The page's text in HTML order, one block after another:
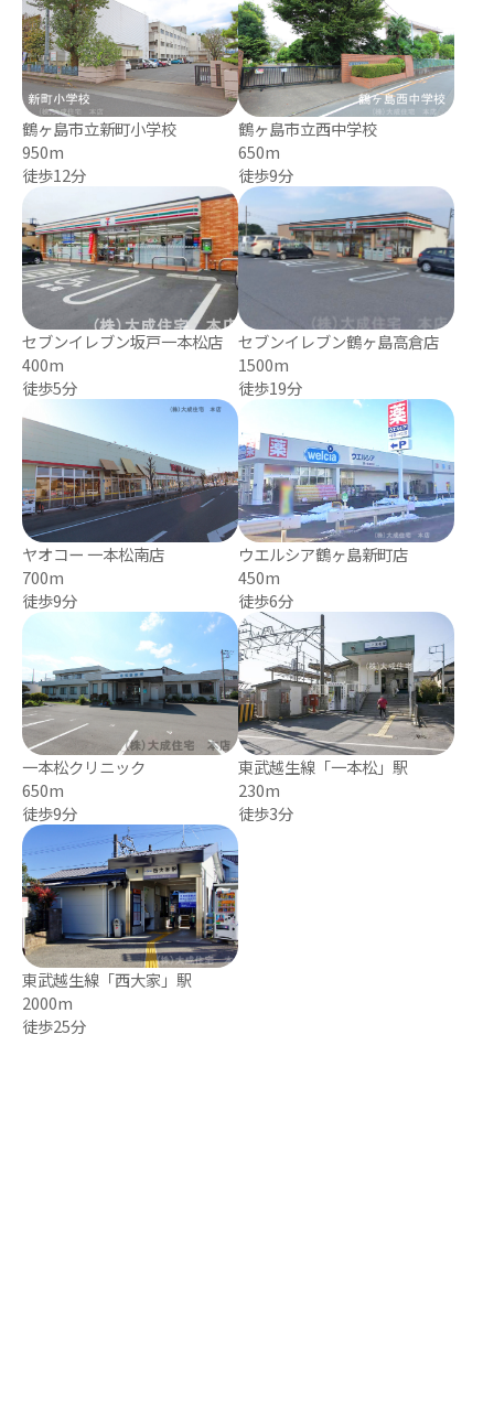
鶴ヶ島市立新町小学校
950m
徒歩12分
鶴ヶ島市立西中学校
650m
徒歩9分
セブンイレブン坂戸一本松店
400m
徒歩5分
セブンイレブン鶴ヶ島高倉店
1500m
徒歩19分
ヤオコー 一本松南店
700m
徒歩9分
ウエルシア鶴ヶ島新町店
450m
徒歩6分
一本松クリニック
650m
徒歩9分
東武越生線「一本松」駅
230m
徒歩3分
東武越生線「西大家」駅
2000m
徒歩25分